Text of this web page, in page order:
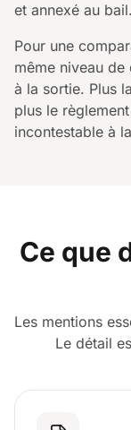
et annexé au bail.
Pour une
même niveau
à la sortie. Plus
plus le
incontestable à
Ce que
Les mentions
Le détail